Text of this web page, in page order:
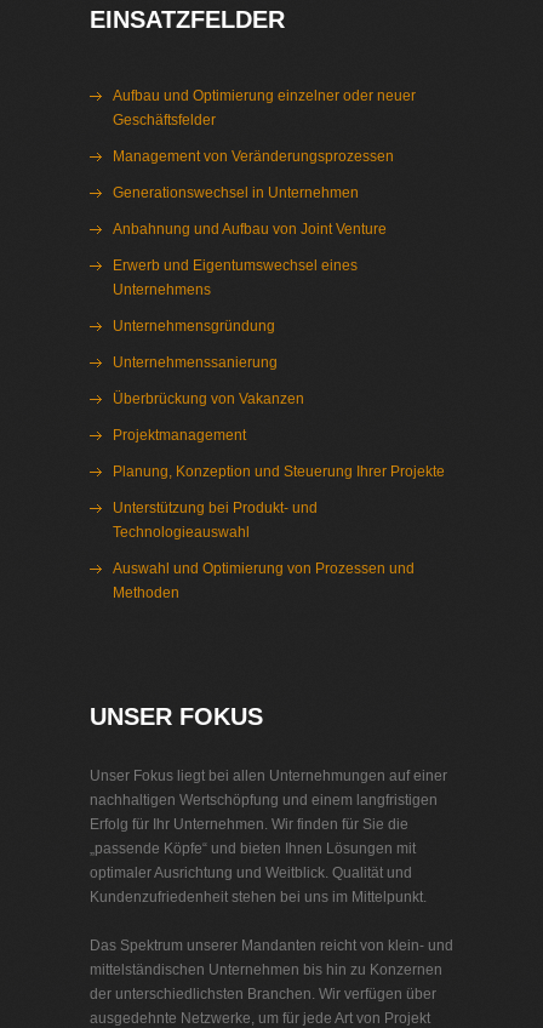
EINSATZFELDER
Aufbau und Optimierung einzelner oder neuer
Geschäftsfelder
Management von Veränderungsprozessen
Generationswechsel in Unternehmen
Anbahnung und Aufbau von Joint Venture
Erwerb und Eigentumswechsel eines
Unternehmens
Unternehmensgründung
Unternehmenssanierung
Überbrückung von Vakanzen
Projektmanagement
Planung, Konzeption und Steuerung Ihrer Projekte
Unterstützung bei Produkt- und
Technologieauswahl
Auswahl und Optimierung von Prozessen und
Methoden
UNSER FOKUS
Unser Fokus liegt bei allen Unternehmungen auf einer
nachhaltigen Wertschöpfung und einem langfristigen
Erfolg für Ihr Unternehmen. Wir finden für Sie die
„passende Köpfe“ und bieten Ihnen Lösungen mit
optimaler Ausrichtung und Weitblick. Qualität und
Kundenzufriedenheit stehen bei uns im Mittelpunkt.
Das Spektrum unserer Mandanten reicht von klein- und
mittelständischen Unternehmen bis hin zu Konzernen
der unterschiedlichsten Branchen. Wir verfügen über
ausgedehnte Netzwerke, um für jede Art von Projekt